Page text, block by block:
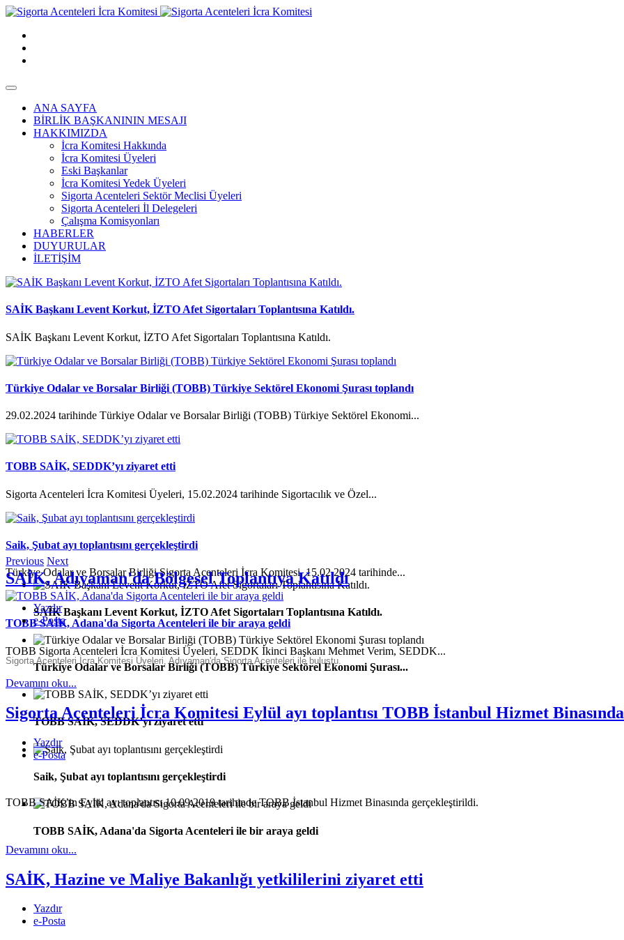
ANA SAYFA
BİRLİK BAŞKANININ MESAJI
HAKKIMIZDA
İcra Komitesi Hakkında
İcra Komitesi Üyeleri
Eski Başkanlar
İcra Komitesi Yedek Üyeleri
Sigorta Acenteleri Sektör Meclisi Üyeleri
Sigorta Acenteleri İl Delegeleri
Çalışma Komisyonları
HABERLER
DUYURULAR
İLETİŞİM
SAİK Başkanı Levent Korkut, İZTO Afet Sigortaları Toplantısına Katıldı.
SAİK Başkanı Levent Korkut, İZTO Afet Sigortaları Toplantısına Katıldı.
Türkiye Odalar ve Borsalar Birliği (TOBB) Türkiye Sektörel Ekonomi Şurası toplandı
29.02.2024 tarihinde Türkiye Odalar ve Borsalar Birliği (TOBB) Türkiye Sektörel Ekonomi...
TOBB SAİK, SEDDK’yı ziyaret etti
Sigorta Acenteleri İcra Komitesi Üyeleri, 15.02.2024 tarihinde Sigortacılık ve Özel...
Saik, Şubat ayı toplantısını gerçekleştirdi
Türkiye Odalar ve Borsalar Birliği Sigorta Acenteleri İcra Komitesi, 15.02.2024 tarihinde...
TOBB SAİK, Adana'da Sigorta Acenteleri ile bir araya geldi
TOBB Sigorta Acenteleri İcra Komitesi Üyeleri, SEDDK İkinci Başkanı Mehmet Verim, SEDDK...
Previous Next
SAİK Başkanı Levent Korkut, İZTO Afet Sigortaları Toplantısına Katıldı.
Türkiye Odalar ve Borsalar Birliği (TOBB) Türkiye Sektörel Ekonomi Şurası...
TOBB SAİK, SEDDK’yı ziyaret etti
Saik, Şubat ayı toplantısını gerçekleştirdi
TOBB SAİK, Adana'da Sigorta Acenteleri ile bir araya geldi
SAİK, Adıyaman'da Bölgesel Toplantıya Katıldı
Yazdır
e-Posta
Sigorta Acenteleri İcra Komitesi Üyeleri, Adıyaman'da Sigorta Acenteleri ile buluştu.
Devamını oku...
Sigorta Acenteleri İcra Komitesi Eylül ayı toplantısı TOBB İstanbul Hizmet
Yazdır
e-Posta
TOBB SAİK’in Eylül ayı toplantısı 10.09.2019 tarihinde TOBB İstanbul Hizmet Binasında gerçekleştirildi.
Devamını oku...
SAİK, Hazine ve Maliye Bakanlığı yetkililerini ziyaret etti
Yazdır
e-Posta